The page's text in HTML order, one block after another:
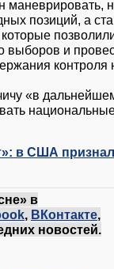
маневрировать,
позиций, а
выборов и
контроля
«в
в США
в
ВКонтакте
новостей.